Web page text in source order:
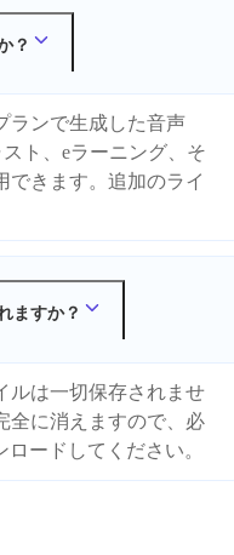
？
ランで生成した音声
ト、eラーニング、そ
できます。追加のライ
ますか？
ルは一切保存されませ
全に消えますので、必
ードしてください。